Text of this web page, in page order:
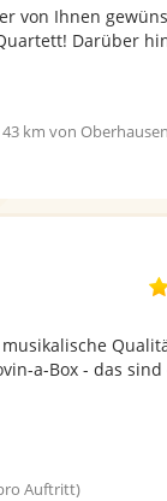
von Ihnen
Darüber
43 km von Oberhausen
a-Box - das
Auftritt)